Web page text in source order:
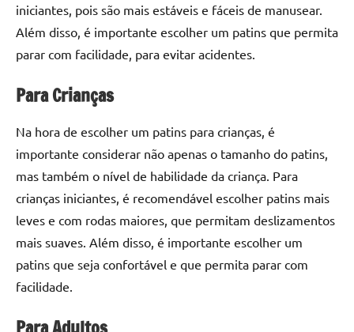
iniciantes, pois são mais estáveis e fáceis de manusear.
Além disso, é importante escolher um patins que permita
parar com facilidade, para evitar acidentes.
Para Crianças
Na hora de escolher um patins para crianças, é
importante considerar não apenas o tamanho do patins,
mas também o nível de habilidade da criança. Para
crianças iniciantes, é recomendável escolher patins mais
leves e com rodas maiores, que permitam deslizamentos
mais suaves. Além disso, é importante escolher um
patins que seja confortável e que permita parar com
facilidade.